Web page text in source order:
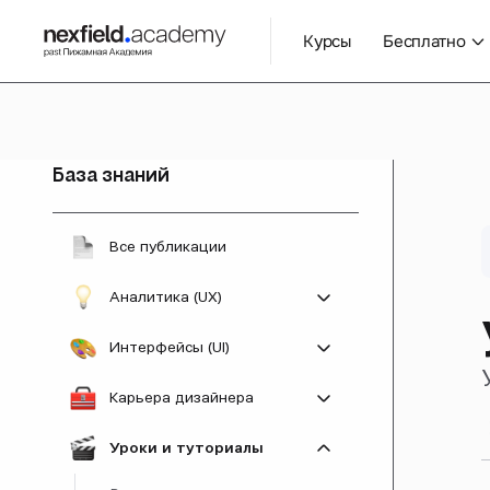
Курсы Бесплатно
База знаний
Все публикации
Аналитика (UX)
Все разделы
Интерфейсы (UI)
Все разделы
Карьера дизайнера
Все разделы
Карьера и развитие
Уроки и туториалы